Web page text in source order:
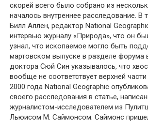
скорей всего было собрано из
началось внутреннее расследование. В
Билл Аллен, редактор National
интервью журналу «Природа», что он
узнал, что ископаемое могло быть
мартовском выпуске в разделе форума
доктора Сюй Син указывалось, что
вообще не соответствует верхней
2000 года National Geographic
своего расследования в статье,
журналистом-исследователем из
Льюисом М. Саймонсом. Саймонс